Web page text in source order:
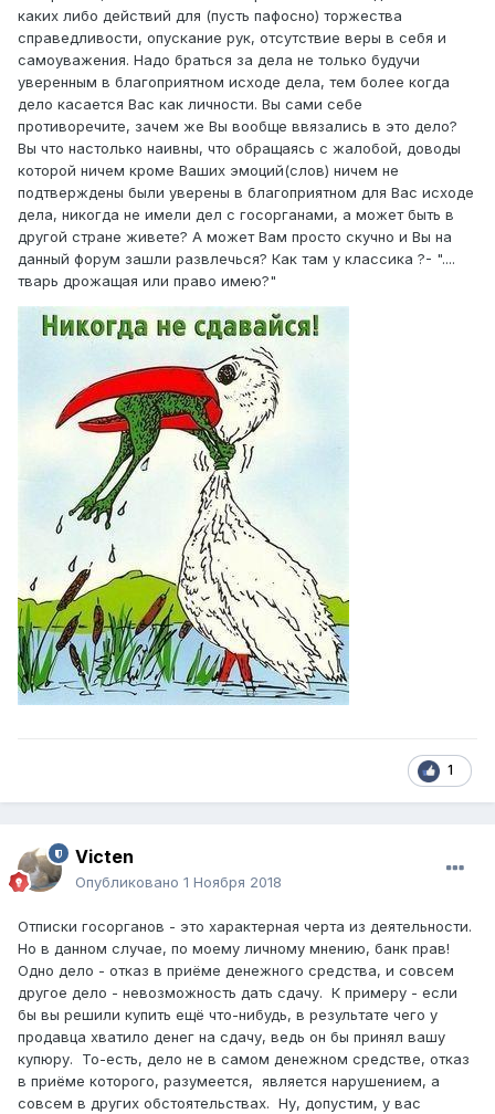
каких либо действий для (пусть пафосно) торжества
справедливости, опускание рук, отсутствие веры в себя и
самоуважения. Надо браться за дела не только будучи
уверенным в благоприятном исходе дела, тем более когда
дело касается Вас как личности. Вы сами себе
противоречите, зачем же Вы вообще ввязались в это дело?
Вы что настолько наивны, что обращаясь с жалобой, доводы
которой ничем кроме Ваших эмоций(слов) ничем не
подтверждены были уверены в благоприятном для Вас исходе
дела, никогда не имели дел с госорганами, а может быть в
другой стране живете? А может Вам просто скучно и Вы на
данный форум зашли развлечься? Как там у классика ?- "....
тварь дрожащая или право имею?"
1
Victen
Опубликовано 1 Ноября 2018
Отписки госорганов - это характерная черта из деятельности.
Но в данном случае, по моему личному мнению, банк прав!
Одно дело - отказ в приёме денежного средства, и совсем
другое дело - невозможность дать сдачу. К примеру - если
бы вы решили купить ещё что-нибудь, в результате чего у
продавца хватило денег на сдачу, ведь он бы принял вашу
купюру. То-есть, дело не в самом денежном средстве, отказ
в приёме которого, разумеется, является нарушением, а
совсем в других обстоятельствах. Ну, допустим, у вас